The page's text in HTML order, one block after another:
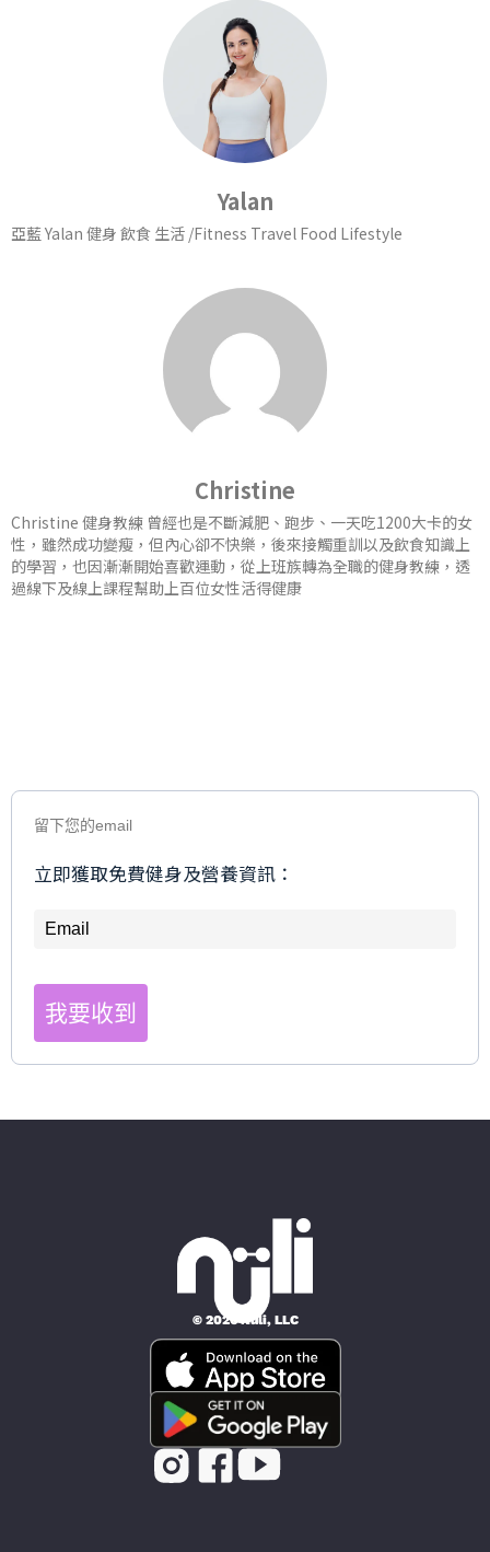
Yalan
亞藍 Yalan 健身 飲食 生活 /Fitness Travel Food Lifestyle
Christine
Christine 健身教練 曾經也是不斷減肥、跑步、一天吃1200大卡的女
性，雖然成功變瘦，但內心卻不快樂，後來接觸重訓以及飲食知識上
的學習，也因漸漸開始喜歡運動，從上班族轉為全職的健身教練，透
過線下及線上課程幫助上百位女性活得健康
留下您的email
立即獲取免費健身及營養資訊：
我要收到
© 2026 Nüli, LLC